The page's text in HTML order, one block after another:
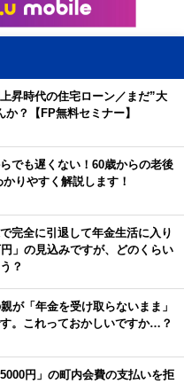
昇時代の住宅ローン／まだ”大
？【FP無料セミナー】
でも遅くない！60歳からの老後
りやすく解説します！
完全に引退して年金生活に入り
」の見込みですが、どのくらい
？
が「年金を受け取らないまま」
。これっておかしいですか…？
円」の町内会費の支払いを拒